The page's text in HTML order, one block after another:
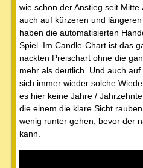
wie schon der Anstieg seit
auch auf kürzeren und
haben die automatisierten
Spiel. Im Candle-Chart ist das
nackten Preischart ohne die
mehr als deutlich. Und auch
sich immer wieder solche
es hier keine Jahre /
die einem die klare Sicht
wenig runter gehen, bevor der
kann.